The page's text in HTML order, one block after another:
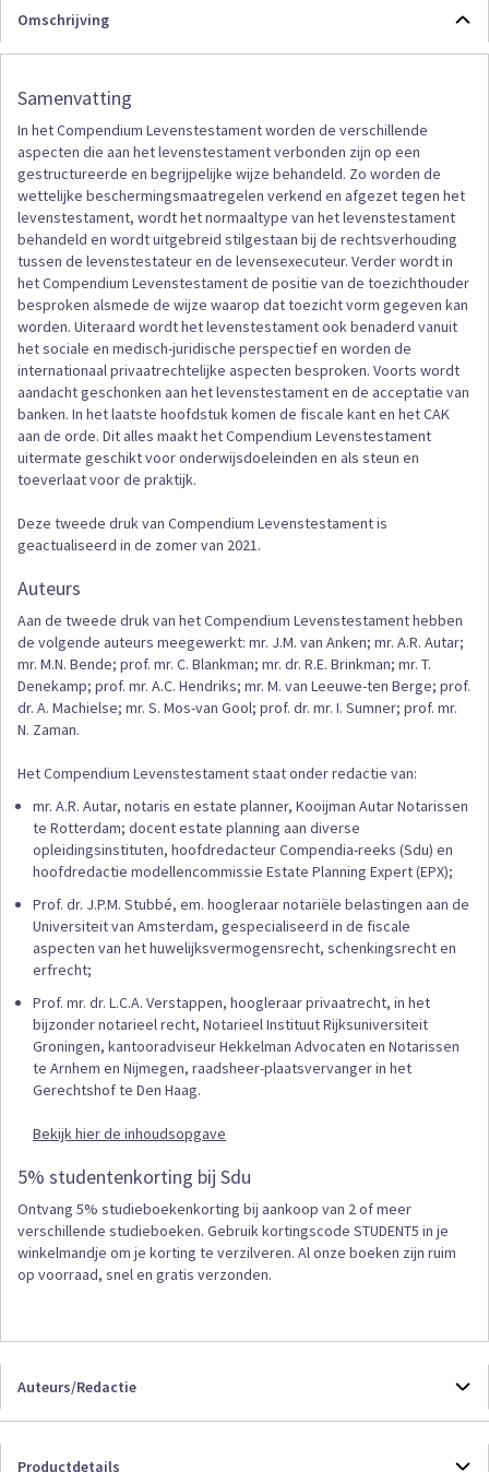
Omschrijving
Samenvatting
In het Compendium Levenstestament worden de verschillende
aspecten die aan het levenstestament verbonden zijn op een
gestructureerde en begrijpelijke wijze behandeld. Zo worden de
wettelijke beschermingsmaatregelen verkend en afgezet tegen het
levenstestament, wordt het normaaltype van het levenstestament
behandeld en wordt uitgebreid stilgestaan bij de rechtsverhouding
tussen de levenstestateur en de levensexecuteur. Verder wordt in
het Compendium Levenstestament de positie van de toezichthouder
besproken alsmede de wijze waarop dat toezicht vorm gegeven kan
worden. Uiteraard wordt het levenstestament ook benaderd vanuit
het sociale en medisch-juridische perspectief en worden de
internationaal privaatrechtelijke aspecten besproken. Voorts wordt
aandacht geschonken aan het levenstestament en de acceptatie van
banken. In het laatste hoofdstuk komen de fiscale kant en het CAK
aan de orde. Dit alles maakt het Compendium Levenstestament
uitermate geschikt voor onderwijsdoeleinden en als steun en
toeverlaat voor de praktijk.
Deze tweede druk van Compendium Levenstestament is
geactualiseerd in de zomer van 2021.
Auteurs
Aan de tweede druk van het Compendium Levenstestament hebben
de volgende auteurs meegewerkt: mr. J.M. van Anken; mr. A.R. Autar;
mr. M.N. Bende; prof. mr. C. Blankman; mr. dr. R.E. Brinkman; mr. T.
Denekamp; prof. mr. A.C. Hendriks; mr. M. van Leeuwe-ten Berge; prof.
dr. A. Machielse; mr. S. Mos-van Gool; prof. dr. mr. I. Sumner; prof. mr.
N. Zaman.
Het Compendium Levenstestament staat onder redactie van:
mr. A.R. Autar, notaris en estate planner, Kooijman Autar Notarissen
te Rotterdam; docent estate planning aan diverse
opleidingsinstituten, hoofdredacteur Compendia-reeks (Sdu) en
hoofdredactie modellencommissie Estate Planning Expert (EPX);
Prof. dr. J.P.M. Stubbé, em. hoogleraar notariële belastingen aan de
Universiteit van Amsterdam, gespecialiseerd in de fiscale
aspecten van het huwelijksvermogensrecht, schenkingsrecht en
erfrecht;
Prof. mr. dr. L.C.A. Verstappen, hoogleraar privaatrecht, in het
bijzonder notarieel recht, Notarieel Instituut Rijksuniversiteit
Groningen, kantooradviseur Hekkelman Advocaten en Notarissen
te Arnhem en Nijmegen, raadsheer-plaatsvervanger in het
Gerechtshof te Den Haag.
Bekijk hier de inhoudsopgave
5% studentenkorting bij Sdu
Ontvang 5% studieboekenkorting bij aankoop van 2 of meer
verschillende studieboeken. Gebruik kortingscode STUDENT5 in je
winkelmandje om je korting te verzilveren. Al onze boeken zijn ruim
op voorraad, snel en gratis verzonden.
Auteurs/Redactie
Productdetails